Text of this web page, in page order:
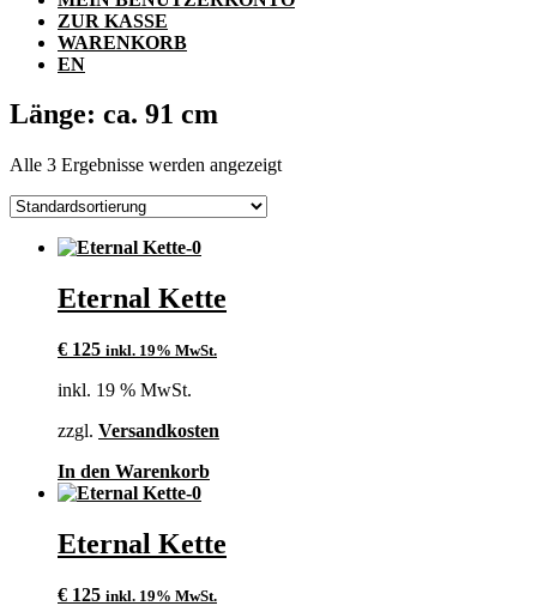
ZUR KASSE
WARENKORB
EN
Länge: ca. 91 cm
Alle 3 Ergebnisse werden angezeigt
Eternal Kette
€ 125 inkl. 19% MwSt.
inkl. 19 % MwSt.
zzgl. Versandkosten
In den Warenkorb
Eternal Kette
€ 125 inkl. 19% MwSt.